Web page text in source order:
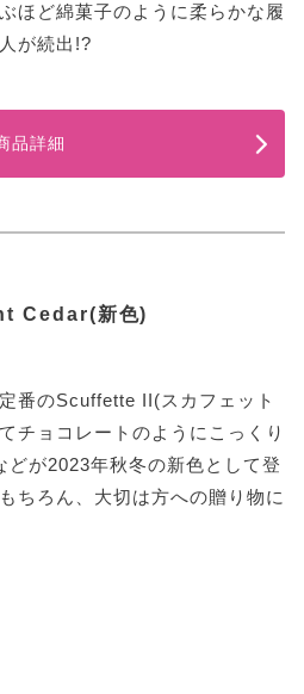
ほど綿菓子のように柔らかな履
が続出!?
品詳細
Cedar(新色)
番のScuffette II(スカフェット
チョコレートのようにこっくり
どが2023年秋冬の新色として登
ちろん、大切は方への贈り物に